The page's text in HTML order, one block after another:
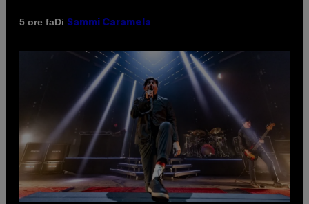
5 ore faDi Sammi Caramela